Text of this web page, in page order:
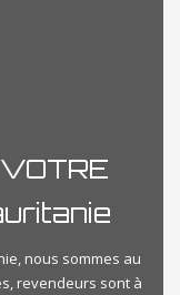
nous sommes au
revendeurs sont à